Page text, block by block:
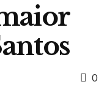
0